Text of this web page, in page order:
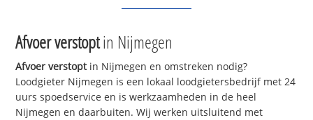
Afvoer verstoptin Nijmegen
Afvoer verstoptin Nijmegen en omstreken nodig?
Loodgieter Nijmegen is een lokaal loodgietersbedrijf met 24
uurs spoedservice en is werkzaamheden in de heel
Nijmegen en daarbuiten. Wij werken uitsluitend met